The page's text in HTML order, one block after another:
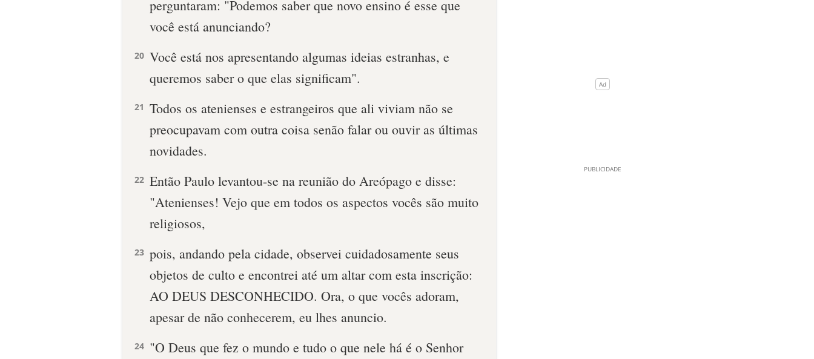
perguntaram: "Podemos saber que novo ensino é esse que
você está anunciando?
20 Você está nos apresentando algumas ideias estranhas, e
queremos saber o que elas significam".
21 Todos os atenienses e estrangeiros que ali viviam não se
preocupavam com outra coisa senão falar ou ouvir as últimas
novidades.
22 Então Paulo levantou-se na reunião do Areópago e disse:
"Atenienses! Vejo que em todos os aspectos vocês são muito
religiosos,
23 pois, andando pela cidade, observei cuidadosamente seus
objetos de culto e encontrei até um altar com esta inscrição:
AO DEUS DESCONHECIDO. Ora, o que vocês adoram,
apesar de não conhecerem, eu lhes anuncio.
24 "O Deus que fez o mundo e tudo o que nele há é o Senhor